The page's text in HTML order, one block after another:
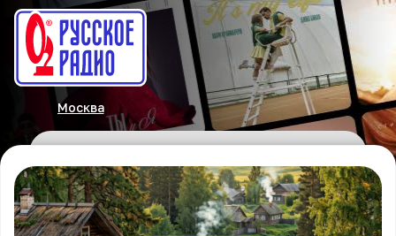
Москва